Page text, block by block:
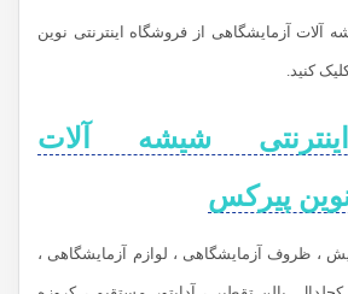
آلات آزمایشگاهی از فروشگاه اینترنتی نوین
کنید.
شیشه آلات
پیرکس
، ظروف آزمایشگاهی ، لوازم آزمایشگاهی ،